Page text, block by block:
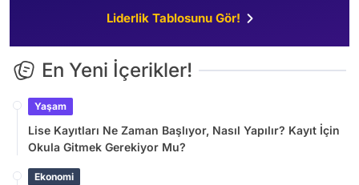
Liderlik Tablosunu Gör!
En Yeni İçerikler!
Yaşam
Lise Kayıtları Ne Zaman Başlıyor, Nasıl Yapılır? Kayıt İçin
Okula Gitmek Gerekiyor Mu?
Ekonomi